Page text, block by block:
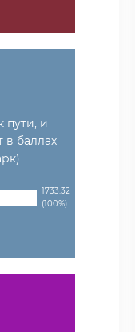
пути, и
в баллах
1733.32
(100%)